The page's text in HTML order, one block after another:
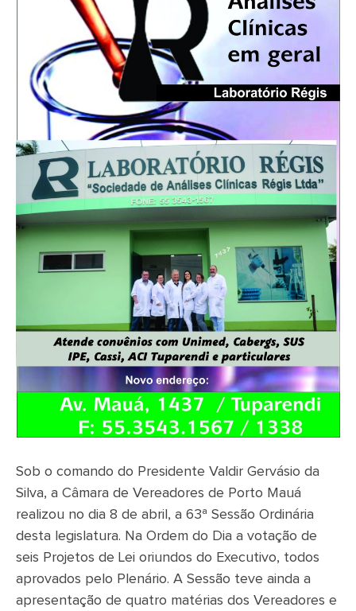
Sob o comando do Presidente Valdir Gervásio da
Silva, a Câmara de Vereadores de Porto Mauá
realizou no dia 8 de abril, a 63ª Sessão Ordinária
desta legislatura. Na Ordem do Dia a votação de
seis Projetos de Lei oriundos do Executivo, todos
aprovados pelo Plenário. A Sessão teve ainda a
apresentação de quatro matérias dos Vereadores e